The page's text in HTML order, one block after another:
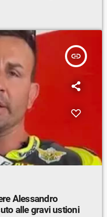
insert_link
Alessandro
alle gravi ustioni